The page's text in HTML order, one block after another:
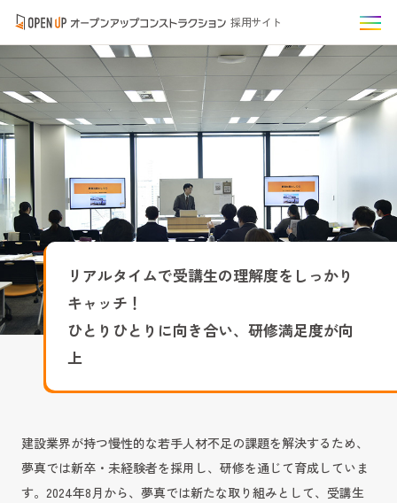
採用サイト
リアルタイムで受講生の理解度をしっかり
キャッチ！
ひとりひとりに向き合い、研修満足度が向
上
建設業界が持つ慢性的な若手人材不足の課題を解決するため、
夢真では新卒・未経験者を採用し、研修を通じて育成していま
す。2024年8月から、夢真では新たな取り組みとして、受講生